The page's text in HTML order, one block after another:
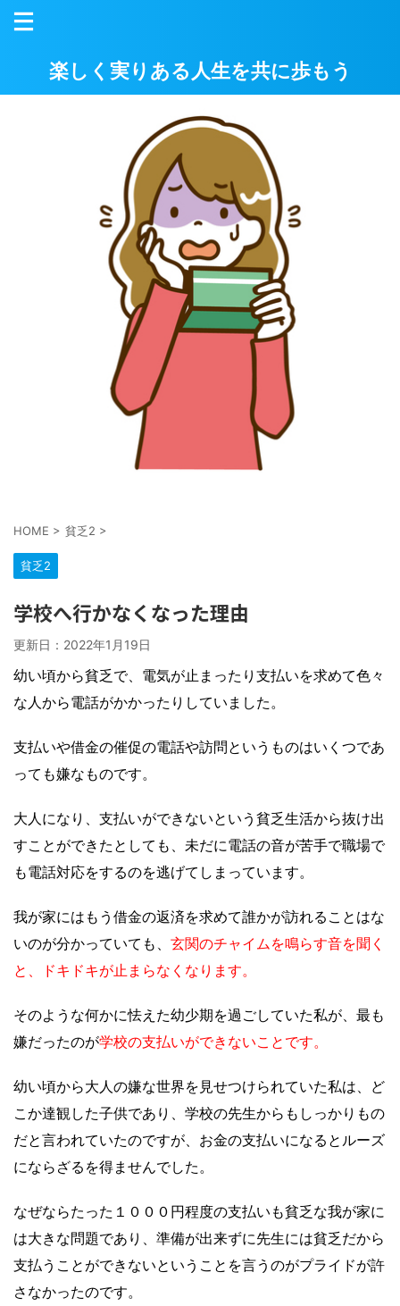
楽しく実りある人生を共に歩もう
HOME > 貧乏2 >
貧乏2
学校へ行かなくなった理由
更新日： 2022年1月19日
幼い頃から貧乏で、電気が止まったり支払いを求めて色々
な人から電話がかかったりしていました。
支払いや借金の催促の電話や訪問というものはいくつであ
っても嫌なものです。
大人になり、支払いができないという貧乏生活から抜け出
すことができたとしても、未だに電話の音が苦手で職場で
も電話対応をするのを逃げてしまっています。
我が家にはもう借金の返済を求めて誰かが訪れることはな
いのが分かっていても、 玄関のチャイムを鳴らす音を聞く
と、ドキドキが止まらなくなります。
そのような何かに怯えた幼少期を過ごしていた私が、最も
嫌だったのが学校の支払いができないことです。
幼い頃から大人の嫌な世界を見せつけられていた私は、ど
こか達観した子供であり、学校の先生からもしっかりもの
だと言われていたのですが、お金の支払いになるとルーズ
にならざるを得ませんでした。
なぜならたった１０００円程度の支払いも貧乏な我が家に
は大きな問題であり、準備が出来ずに先生には貧乏だから
支払うことができないということを言うのがプライドが許
さなかったのです。